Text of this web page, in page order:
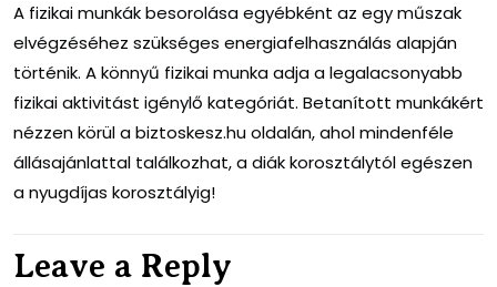
A fizikai munkák besorolása egyébként az egy műszak
elvégzéséhez szükséges energiafelhasználás alapján
történik. A könnyű fizikai munka adja a legalacsonyabb
fizikai aktivitást igénylő kategóriát. Betanított munkákért
nézzen körül a biztoskesz.hu oldalán, ahol mindenféle
állásajánlattal találkozhat, a diák korosztálytól egészen
a nyugdíjas korosztályig!
Leave a Reply